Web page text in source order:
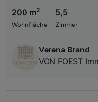
200 m2
Wohnfläche
5,5
Zimmer
Verena Brand
VON FOEST